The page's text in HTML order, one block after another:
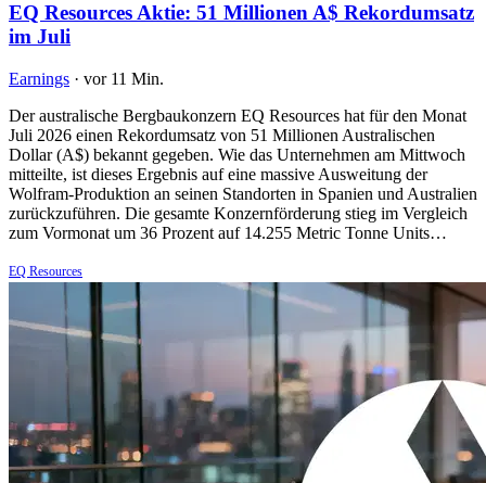
EQ Resources Aktie: 51 Millionen A$ Rekordumsatz
im Juli
Earnings · vor 11 Min.
Der australische Bergbaukonzern EQ Resources hat für den Monat
Juli 2026 einen Rekordumsatz von 51 Millionen Australischen
Dollar (A$) bekannt gegeben. Wie das Unternehmen am Mittwoch
mitteilte, ist dieses Ergebnis auf eine massive Ausweitung der
Wolfram-Produktion an seinen Standorten in Spanien und Australien
zurückzuführen. Die gesamte Konzernförderung stieg im Vergleich
zum Vormonat um 36 Prozent auf 14.255 Metric Tonne Units…
EQ Resources